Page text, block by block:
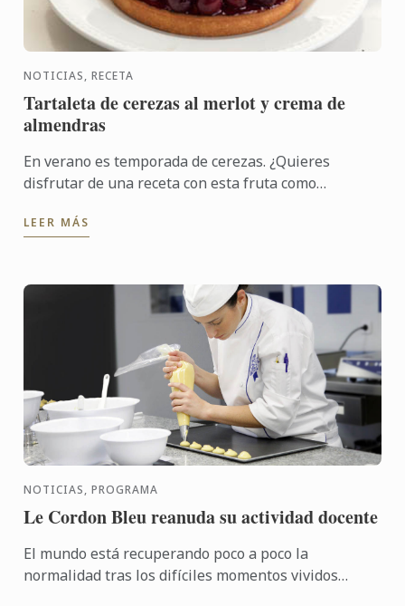
NOTICIAS, RECETA
Tartaleta de cerezas al merlot y crema de
almendras
En verano es temporada de cerezas. ¿Quieres
disfrutar de una receta con esta fruta como
los chefs de Le ...
LEER MÁS
NOTICIAS, PROGRAMA
Le Cordon Bleu reanuda su actividad docente
El mundo está recuperando poco a poco la
normalidad tras los difíciles momentos vividos